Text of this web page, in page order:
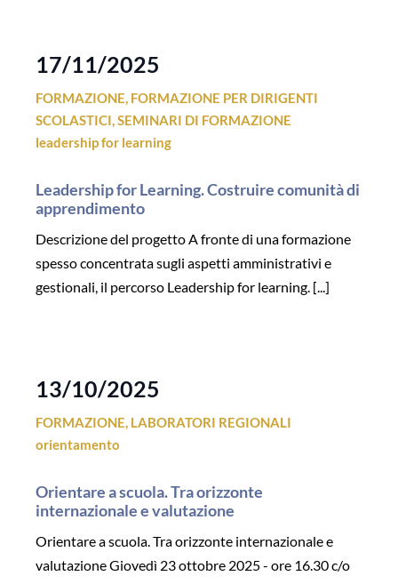
17/11/2025
FORMAZIONE, FORMAZIONE PER DIRIGENTI
SCOLASTICI,SEMINARI DI FORMAZIONE
leadership for learning
Leadership for Learning. Costruire comunità di
apprendimento
Descrizione del progetto A fronte di una formazione
spesso concentrata sugli aspetti amministrativi e
gestionali, il percorso Leadership for learning. [...]
13/10/2025
FORMAZIONE, LABORATORI REGIONALI
orientamento
Orientare a scuola. Tra orizzonte
internazionale e valutazione
Orientare a scuola. Tra orizzonte internazionale e
valutazione Giovedì 23 ottobre 2025 - ore 16.30 c/o